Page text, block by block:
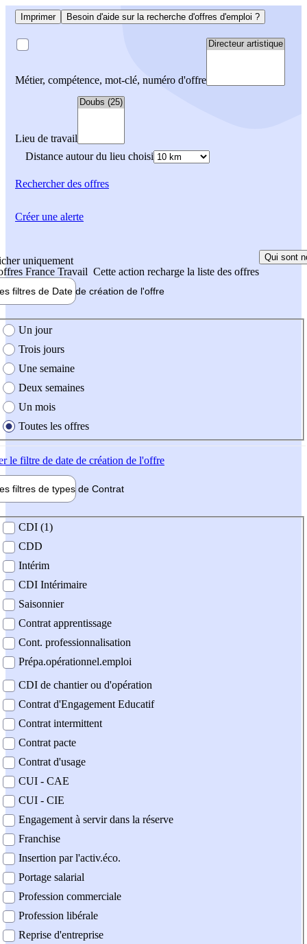
Imprimer Besoin d'aide sur la recherche d'offres d'emploi ?
Métier, compétence, mot-clé, numéro d'offre
Lieu de travail
Distance autour du lieu choisi
Rechercherdes offres
uniquement
France Travail Cette action recharge la liste des offres
Qui sont
filtres de Date de création de l'offre
création de l'offre
Un jour
Trois jours
Une semaine
Deux semaines
Un mois
Toutes les offres
le filtre de date de création de l'offre
filtres de types de Contrat
contrat
CDI (1)
CDD
Intérim
CDI Intérimaire
Saisonnier
Contrat apprentissage
Cont. professionnalisation
Prépa.opérationnel.emploi
CDI de chantier ou d'opération
Contrat d'Engagement Educatif
Contrat intermittent
Contrat pacte
Contrat d'usage
CUI - CAE
CUI - CIE
Engagement à servir dans la réserve
Franchise
Insertion par l'activ.éco.
Portage salarial
Profession commerciale
Profession libérale
Reprise d'entreprise
Créer une alerte